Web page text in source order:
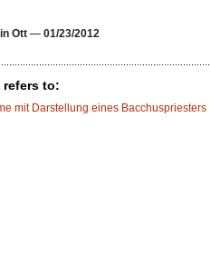
Ott — 01/23/2012
to:
mit Darstellung eines Bacchuspriesters